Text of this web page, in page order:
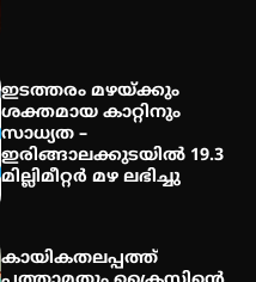
ഇടത്തരം മഴയ്ക്കും
ശക്തമായ കാറ്റിനും
സാധ്യത –
ഇരിങ്ങാലക്കുടയിൽ 19.3
മില്ലിമീറ്റർ മഴ ലഭിച്ചു
കായികതലപ്പത്ത്